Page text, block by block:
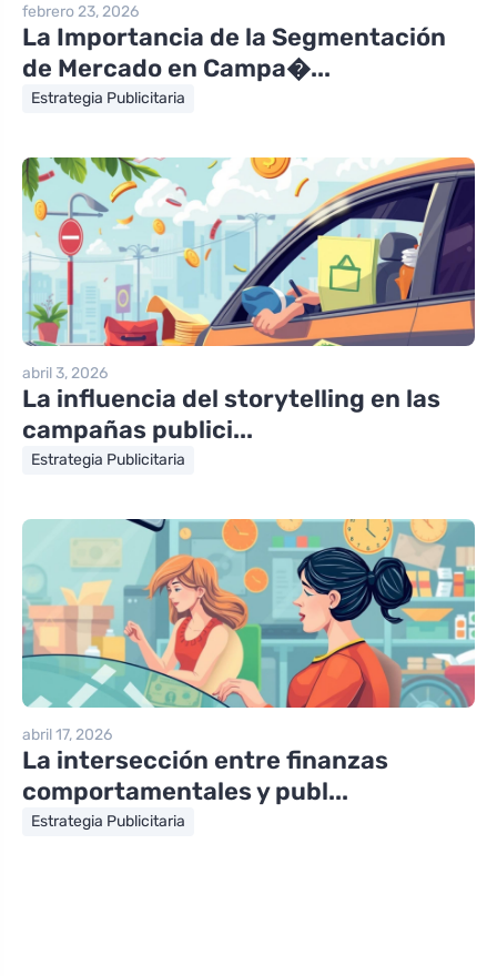
febrero 23, 2026
La Importancia de la Segmentación
de Mercado en Campa�...
Estrategia Publicitaria
abril 3, 2026
La influencia del storytelling en las
campañas publici...
Estrategia Publicitaria
abril 17, 2026
La intersección entre finanzas
comportamentales y publ...
Estrategia Publicitaria